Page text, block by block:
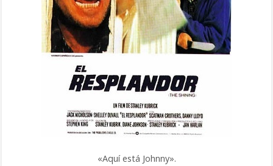
«Aquí está Johnny».